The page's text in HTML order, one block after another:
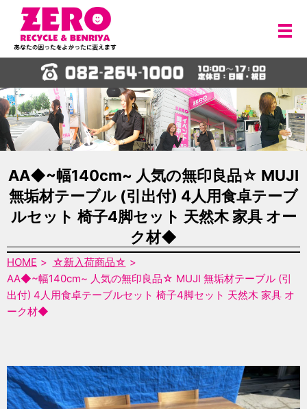
メ
AA◆~幅140cm~ 人気の無印良品☆ MUJI
無垢材テーブル (引出付) 4人用食卓テーブ
ルセット 椅子4脚セット 天然木 家具 オー
ク材◆
HOME
☆新入荷商品☆
AA◆~幅140cm~ 人気の無印良品☆ MUJI 無垢材テーブル (引
出付) 4人用食卓テーブルセット 椅子4脚セット 天然木 家具 オ
ーク材◆